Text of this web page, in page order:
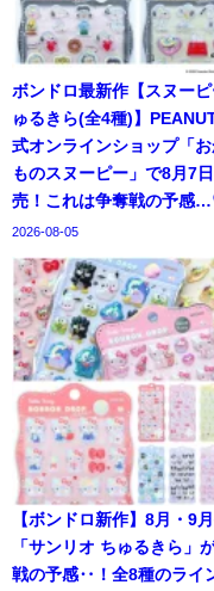
ボンドロ最新作【スヌーピ
ゅるきら(全4種)】
式オンラインショップ「
ものスヌーピー」で8月7
売！これは争奪戦の予感
2026-08-05
【ボンドロ新作】8月・9
「サンリオ ちゅるきら」
戦の予感‥！全8種のライ